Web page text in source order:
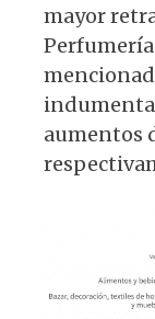
mayor
aumentos